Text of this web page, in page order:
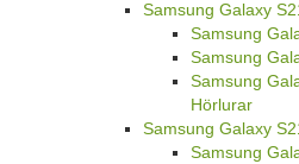
Samsung Galaxy
Samsung
Samsung
Samsung
Hörlurar
Samsung Galaxy
Samsung